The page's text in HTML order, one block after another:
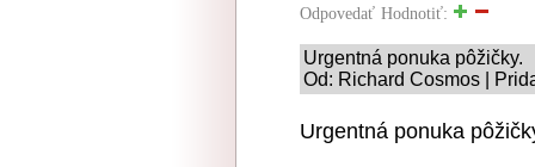
Odpovedať Hodnotiť:
Urgentná ponuka pôžičky.
Od: Richard Cosmos |
Urgentná ponuka